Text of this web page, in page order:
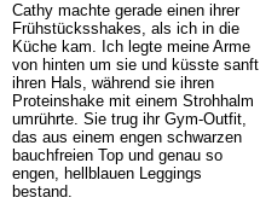
Cathy machte gerade einen ihrer
Frühstücksshakes, als ich in die
Küche kam. Ich legte meine Arme
von hinten um sie und küsste sanft
ihren Hals, während sie ihren
Proteinshake mit einem Strohhalm
umrührte. Sie trug ihr Gym-Outfit,
das aus einem engen schwarzen
bauchfreien Top und genau so
engen, hellblauen Leggings
bestand.